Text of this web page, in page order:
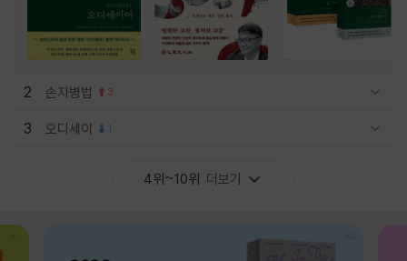
2 손자병법 3
3 오디세이 1
4위~10위 더보기